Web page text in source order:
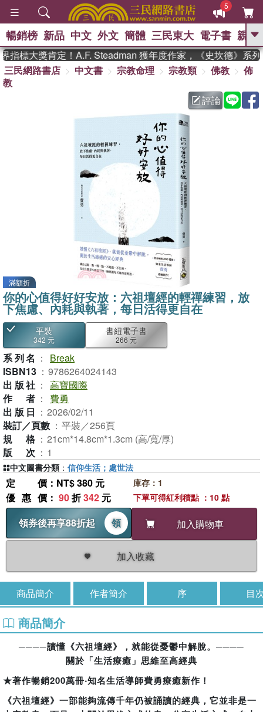
5
GO
熱搜： 東野圭吾 、 高希均教授回憶錄
暑期推薦 、 國際布克
方念華 、 台灣的李
、 數學女孩：黎曼猜想
偉大的迷走神經
暢銷榜 新品 中文 外文 簡體 三民東大 電子書 親子
標大獎肯定！A.F. Steadman 獲年度作家，《史坎德》系列帶
三民網路書店
中文書 宗教命理 宗教類 佛教
佈
教
評論
滿額折
你的心值得好好安放：六祖壇經的輕禪練習，放
下焦慮、內耗與執著，每日活得更自在
平裝
342 元
書紐電子書
266 元
系列名 ：
Break
ISBN13 ： 9786264024143
出版社 ： 高寶國際
作者 ：
費勇
出版日 ： 2026/02/11
裝訂／頁數 ： 平裝／256頁
規格 ： 21cm*14.8cm*1.3cm (高/寬/厚)
版次 ： 1
定價 ：NT$ 380 元
優惠價 ： 90折342 元
領券後再享88折起
領 加入購物車
加入收藏
庫存：1
下單可得紅利積點 ：10 點
中文圖書分類 ： 信仰生活；處世法
商品簡介 作者簡介 序 目
商品簡介
────讀懂《六祖壇經》，就能從憂鬱中解脫。────
關於「生活療癒」思維至高經典
★著作暢銷200萬冊‧知名生活導師費勇療癒新作！
《六祖壇經》一部能夠流傳千年仍被誦讀的經典，它並非是一